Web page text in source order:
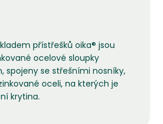
přístřešků oika® jsou
ocelové sloupky
spojeny se střešními nosníky,
oceli, na kterých je
krytina.